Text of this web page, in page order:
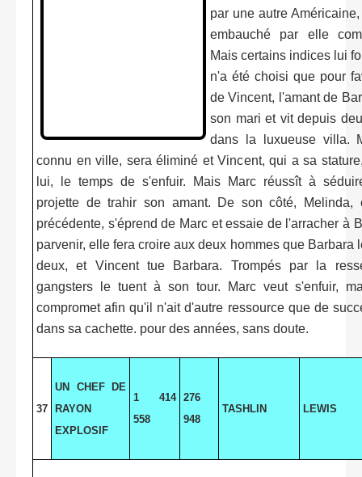
par une autre
embauché par elle
Mais certains indices lui
n'a été choisi que pour
de Vincent, l'amant de
son mari et vit depuis
dans la luxueuse villa.
connu en ville, sera éliminé et Vincent, qui a sa
lui, le temps de s'enfuir. Mais Marc réussît à
projette de trahir son amant. De son côté, Melinda,
précédente, s'éprend de Marc et essaie de l'arracher à
parvenir, elle fera croire aux deux hommes que Barbara
deux, et Vincent tue Barbara. Trompés par la
gangsters le tuent à son tour. Marc veut s'enfuir,
compromet afin qu'il n'ait d'autre ressource que de
dans sa cachette. pour des années, sans doute.
37
UN CHEF DE
RAYON
EXPLOSIF
1 414
558
276
948
TASHLIN LEWIS